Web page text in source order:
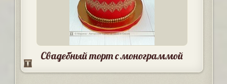
Свадебный торт с монограммой